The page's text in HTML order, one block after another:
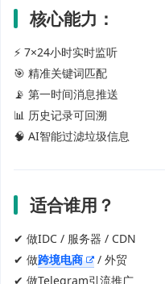
核心能力：
⚡ 7×24小时实时监听
🎯 精准关键词匹配
📡 第一时间消息推送
📊 历史记录可回溯
🧠 AI智能过滤垃圾信息
适合谁用？
✔ 做IDC / 服务器 / CDN
✔ 做跨境电商
/ 外贸
✔ 做Telegram引流推广